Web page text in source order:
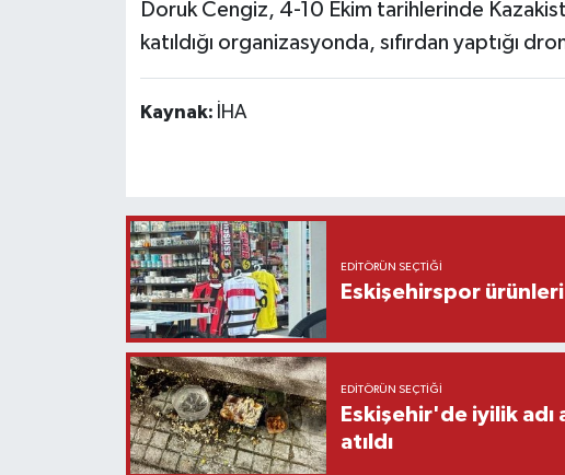
Doruk Cengiz, 4-10 Ekim tarihlerinde
katıldığı organizasyonda, sıfırdan yaptığı
Kaynak: İHA
EDITÖRÜN SEÇTIĞI
Eskişehirspor
EDITÖRÜN SEÇTIĞI
Eskişehir'de iyilik adı
atıldı